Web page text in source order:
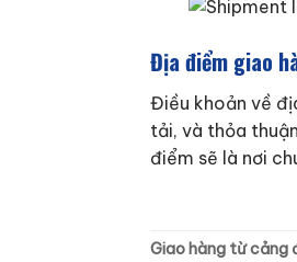
Địa điểm giao
Điều khoản về
tải, và thỏa
điểm sẽ là nơi
Giao hàng từ cảng